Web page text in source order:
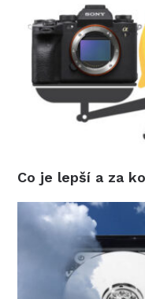
Co je lepší a za